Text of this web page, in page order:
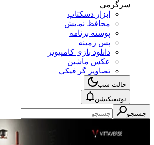
سرگرمی
ابزار دسکتاپ
محافظ نمایش
پوسته برنامه
پس زمینه
دانلود بازی کامپیوتر
عکس ماشین
تصاویر گرافیکی
حالت شب
نوتیفیکیشن
جستجو